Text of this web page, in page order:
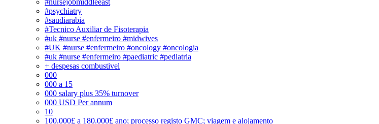
#psychiatry
#saudiarabia
#Tecnico Auxiliar de Fisoterapia
#uk #nurse #enfermeiro #midwives
#UK #nurse #enfermeiro #oncology #oncologia
#uk #nurse #enfermeiro #paediatric #pediatria
+ despesas combustivel
000
000 a 15
000 salary plus 35% turnover
000 USD Per annum
10
100.000£ a 180.000£ ano; processo registo GMC; viagem e alojamento